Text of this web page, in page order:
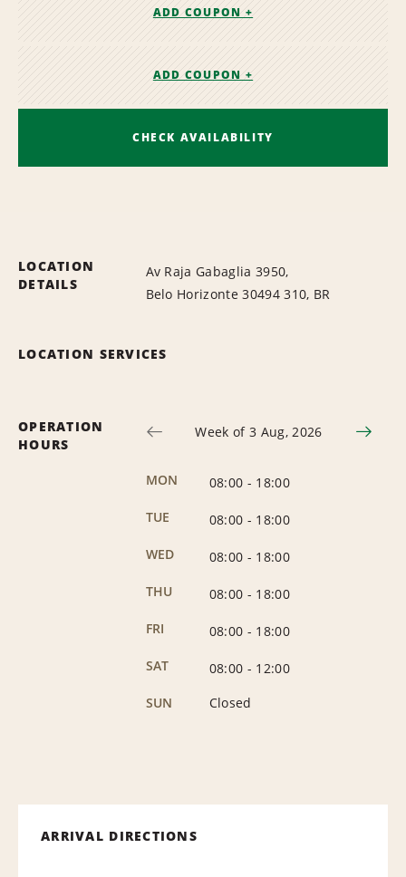
ADD COUPON +
ADD COUPON +
CHECK AVAILABILITY
LOCATION
DETAILS
Av Raja Gabaglia 3950,
Belo Horizonte 30494 310, BR
LOCATION SERVICES
OPERATION
HOURS
Week of 3 Aug, 2026
MON 08:00 - 18:00
TUE
08:00 - 18:00
WED
08:00 - 18:00
THU
08:00 - 18:00
FRI
08:00 - 18:00
SAT
08:00 - 12:00
SUN
Closed
ARRIVAL DIRECTIONS